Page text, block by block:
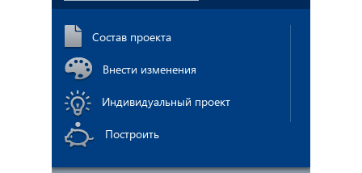
Состав проекта
Внести изменения
Индивидуальный проект
Построить